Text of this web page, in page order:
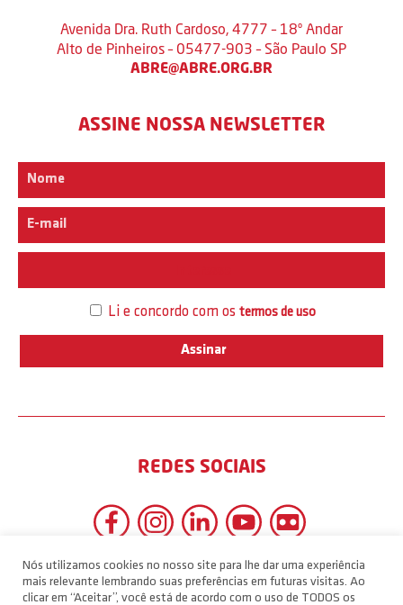
Avenida Dra. Ruth Cardoso, 4777 – 18º Andar
Alto de Pinheiros – 05477-903 – São Paulo SP
ABRE@ABRE.ORG.BR
ASSINE NOSSA NEWSLETTER
Li e concordo com os termos de uso
REDES SOCIAIS
Nós utilizamos cookies no nosso site para lhe dar uma experiência
mais relevante lembrando suas preferências em futuras visitas. Ao
clicar em “Aceitar”, você está de acordo com o uso de TODOS os